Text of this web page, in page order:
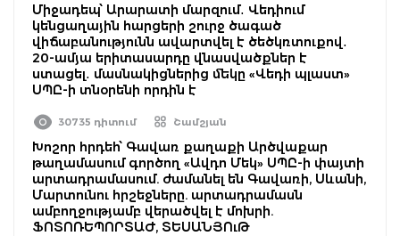
Միջադեպ՝ Արարատի մարզում․ Վեդիում
կենցաղային հարցերի շուրջ ծագած
վիճաբանությունն ավարտվել է ծեծկռտուքով․
20-ամյա երիտասարդը վնասվածքներ է
ստացել․ մասնակիցներից մեկը «Վեդի պլաստ»
ՍՊԸ-ի տնօրենի որդին է
30735 դիտում Շամշյան
Խոշոր հրդեհ՝ Գավառ քաղաքի Արծվաքար
թաղամասում գործող «Ավդո Մեկ» ՍՊԸ-ի փայտի
արտադրամասում. ժամանել են Գավառի, Սևանի,
Մարտունու հրշեջները. արտադրամասն
ամբողջությամբ վերածվել է մոխրի.
ՖՈՏՈՌԵՊՈՐՏԱԺ, ՏԵՍԱՆՅՈւԹ